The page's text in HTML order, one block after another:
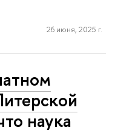
26 июня, 2025 г.
наука